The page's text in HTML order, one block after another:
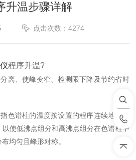
升温步骤详解
点击次数：4274
程序升温?
、使峰变窄、检测限下降及节约省时
谱柱的温度按设置的程序连续地随时
使低沸点组分和高沸点组分在色谱柱中
均匀且峰形对称。